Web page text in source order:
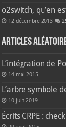
o2switch, qu’en
12 décembre 2013
Articles
L’intégration de
14 mai 2015
L’arbre symbole
10 juin 2019
Écrits CRPE :